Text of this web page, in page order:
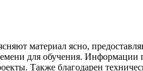
материал ясно,
для обучения.
Также благодарен